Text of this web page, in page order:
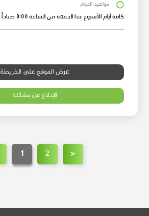
مواعيد الدوام
كافة أيام الأسبوع عدا الجمعة من الساعة 8:00 صباحاً إلى الساعة 5:00 مساءً
عرض الموقع على الخريطة
الإبلاغ عن مشكلة
1 2 <